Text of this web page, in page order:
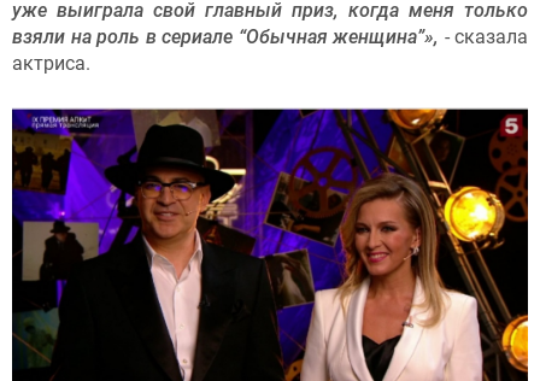
уже выиграла свой главный приз, когда меня только
взяли на роль в сериале “Обычная женщина”», - сказала
актриса.